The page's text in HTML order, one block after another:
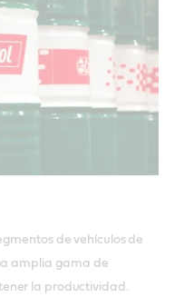
de vehículos de
amplia gama de
la productividad.